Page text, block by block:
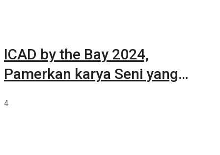
ICAD by the Bay 2024,
Pamerkan karya Seni yang
4